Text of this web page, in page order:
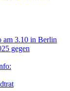
am 3.10 in Berlin
gegen